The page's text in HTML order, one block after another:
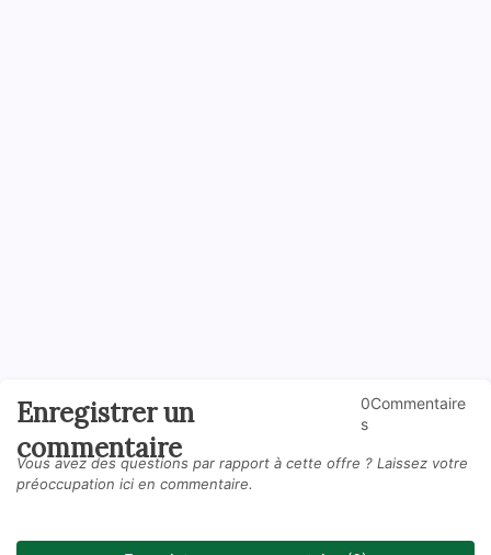
Enregistrer un
commentaire
0Commentaire
s
Vous avez des questions par rapport à cette offre ? Laissez votre
préoccupation ici en commentaire.